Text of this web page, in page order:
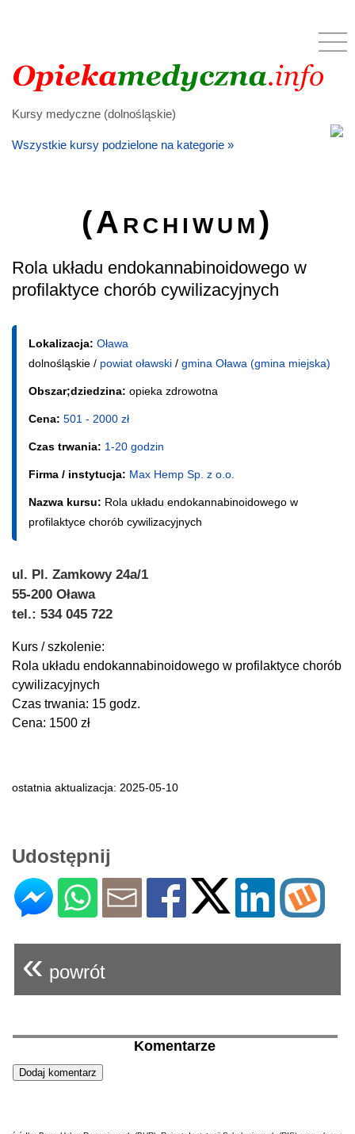
Kursy medyczne (dolnośląskie)
Wszystkie kursy podzielone na kategorie »
(Archiwum)
Rola układu endokannabinoidowego w
profilaktyce chorób cywilizacyjnych
Lokalizacja: Oława
dolnośląskie / powiat oławski / gmina Oława (gmina miejska)
Obszar;dziedzina: opieka zdrowotna
Cena: 501 - 2000 zł
Czas trwania: 1-20 godzin
Firma / instytucja: Max Hemp Sp. z o.o.
Nazwa kursu: Rola układu endokannabinoidowego w
profilaktyce chorób cywilizacyjnych
ul. Pl. Zamkowy 24a/1
55-200 Oława
tel.: 534 045 722
Kurs / szkolenie:
Rola układu endokannabinoidowego w profilaktyce chorób
cywilizacyjnych
Czas trwania: 15 godz.
Cena: 1500 zł
ostatnia aktualizacja: 2025-05-10
Udostępnij
« powrót
Komentarze